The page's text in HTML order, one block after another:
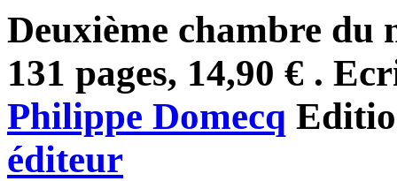
Deuxième chambre du
131 pages, 14,90 € .
Philippe Domecq
éditeur